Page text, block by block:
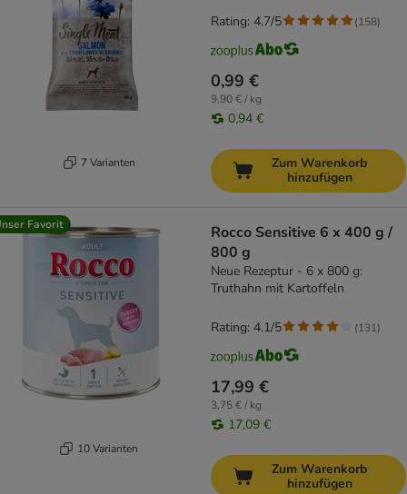
7 Varianten
0,99 €
9,90 € / kg
0,94 €
Rating: 4.7/5 (158)
Zum Warenkorb
hinzufügen
Favorit
10 Varianten
Rocco Sensitive 6 x 400 g /
800 g
Neue Rezeptur - 6 x 800 g:
Truthahn mit Kartoffeln
17,99 €
3,75 € / kg
17,09 €
Rating: 4.1/5 (131)
Zum Warenkorb
hinzufügen